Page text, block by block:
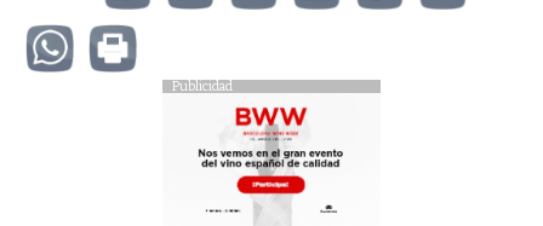
Publicidad